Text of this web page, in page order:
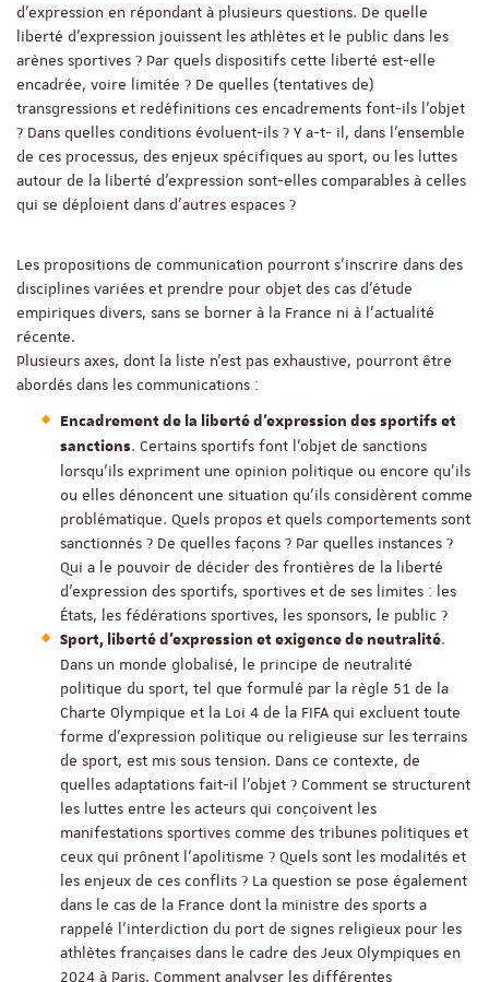
d’expression en répondant à plusieurs questions. De quelle
liberté d’expression jouissent les athlètes et le public dans les
arènes sportives ? Par quels dispositifs cette liberté est-elle
encadrée, voire limitée ? De quelles (tentatives de)
transgressions et redéfinitions ces encadrements font-ils l’objet
? Dans quelles conditions évoluent-ils ? Y a-t- il, dans l’ensemble
de ces processus, des enjeux spécifiques au sport, ou les luttes
autour de la liberté d’expression sont-elles comparables à celles
qui se déploient dans d’autres espaces ?
Les propositions de communication pourront s’inscrire dans des
disciplines variées et prendre pour objet des cas d’étude
empiriques divers, sans se borner à la France ni à l’actualité
récente.
Plusieurs axes, dont la liste n’est pas exhaustive, pourront être
abordés dans les communications :
Encadrement de la liberté d’expression des sportifs et
sanctions. Certains sportifs font l’objet de sanctions
lorsqu’ils expriment une opinion politique ou encore qu’ils
ou elles dénoncent une situation qu’ils considèrent comme
problématique. Quels propos et quels comportements sont
sanctionnés ? De quelles façons ? Par quelles instances ?
Qui a le pouvoir de décider des frontières de la liberté
d’expression des sportifs, sportives et de ses limites : les
États, les fédérations sportives, les sponsors, le public ?
Sport, liberté d’expression et exigence de neutralité.
Dans un monde globalisé, le principe de neutralité
politique du sport, tel que formulé par la règle 51 de la
Charte Olympique et la Loi 4 de la FIFA qui excluent toute
forme d’expression politique ou religieuse sur les terrains
de sport, est mis sous tension. Dans ce contexte, de
quelles adaptations fait-il l’objet ? Comment se structurent
les luttes entre les acteurs qui conçoivent les
manifestations sportives comme des tribunes politiques et
ceux qui prônent l’apolitisme ? Quels sont les modalités et
les enjeux de ces conflits ? La question se pose également
dans le cas de la France dont la ministre des sports a
rappelé l’interdiction du port de signes religieux pour les
athlètes françaises dans le cadre des Jeux Olympiques en
2024 à Paris. Comment analyser les différentes